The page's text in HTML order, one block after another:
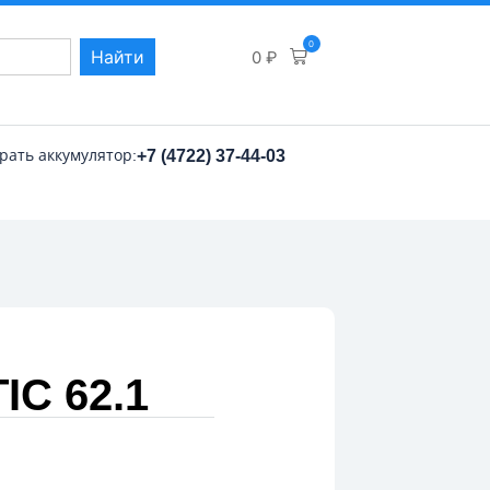
Найти 0 ₽
0
аккумулятор:+7 (4722) 37-44-03
62.1